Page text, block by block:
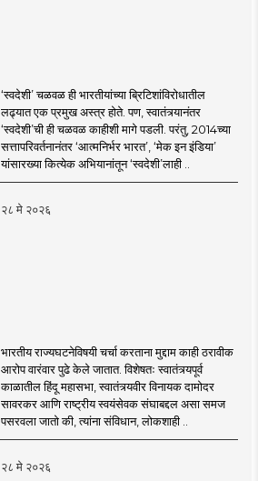
‘स्वदेशी’ चळवळ ही भारतीयांच्या ब्रिटिशांविरोधातील
लढ्यात एक प्रमुख अस्त्र होते. पण, स्वातंत्र्यानंतर
‘स्वदेशी’ची ही चळवळ काहीशी मागे पडली. परंतु, 2014च्या
सत्तापरिवर्तनानंतर ‘आत्मनिर्भर भारत’, ‘मेक इन इंडिया’
यांसारख्या कित्येक अभियानांतून ‘स्वदेशी’लाही ..
२८ मे २०२६
भारतीय राज्यघटनेविषयी चर्चा करताना मुद्दाम काही ठरावीक
आरोप वारंवार पुढे केले जातात. विशेषतः स्वातंत्र्यपूर्व
काळातील हिंदू महासभा, स्वातंत्र्यवीर विनायक दामोदर
सावरकर आणि राष्ट्रीय स्वयंसेवक संघाबद्दल असा समज
पसरवला जातो की, त्यांना संविधान, लोकशाही ..
२८ मे २०२६